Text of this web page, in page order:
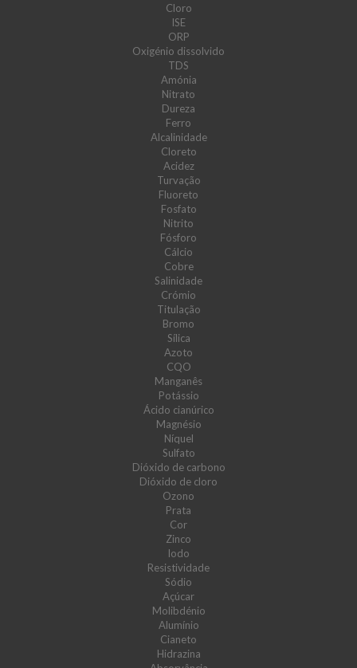
Cloro
ISE
ORP
Oxigénio dissolvido
TDS
Amónia
Nitrato
Dureza
Ferro
Alcalinidade
Cloreto
Acidez
Turvação
Fluoreto
Fosfato
Nitrito
Fósforo
Cálcio
Cobre
Salinidade
Crómio
Titulação
Bromo
Sílica
Azoto
CQO
Manganês
Potássio
Ácido cianúrico
Magnésio
Níquel
Sulfato
Dióxido de carbono
Dióxido de cloro
Ozono
Prata
Cor
Zinco
Iodo
Resistividade
Sódio
Açúcar
Molibdénio
Alumínio
Cianeto
Hidrazina